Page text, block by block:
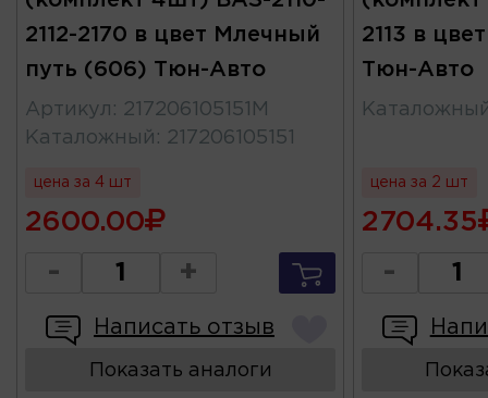
2112-2170 в цвет Млечный
путь (606) Тюн-Авто
Артикул : 217206105151М
Каталожный : 217206105151
цена за 4 шт
2600.00
- +
Написать отзыв
Показать аналоги
2113 в
Тюн-Авто
цена за 2 шт
2704.35
-